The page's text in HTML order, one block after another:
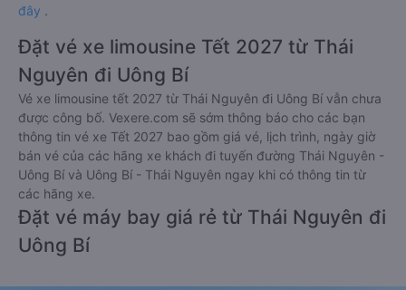
đây .
Đặt vé xe limousine Tết 2027 từ Thái
Nguyên đi Uông Bí
Vé xe limousine tết 2027 từ Thái Nguyên đi Uông Bí vẫn chưa
được công bố. Vexere.com sẽ sớm thông báo cho các bạn
thông tin vé xe Tết 2027 bao gồm giá vé, lịch trình, ngày giờ
bán vé của các hãng xe khách đi tuyến đường Thái Nguyên -
Uông Bí và Uông Bí - Thái Nguyên ngay khi có thông tin từ
các hãng xe.
Đặt vé máy bay giá rẻ từ Thái Nguyên đi
Uông Bí